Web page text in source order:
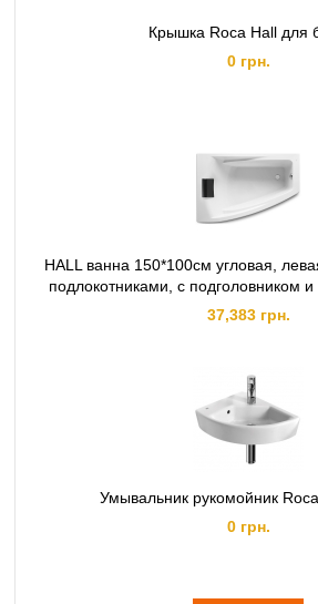
Крышка Roca Hall для
0 грн.
HALL ванна 150*100см угловая,
подлокотниками, с подголовником
37,383 грн.
Умывальник рукомойник
0 грн.